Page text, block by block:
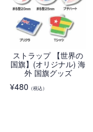
ストラップ 【世界の
国旗】(オリジナル) 海
外 国旗グッズ
¥480 （税込）